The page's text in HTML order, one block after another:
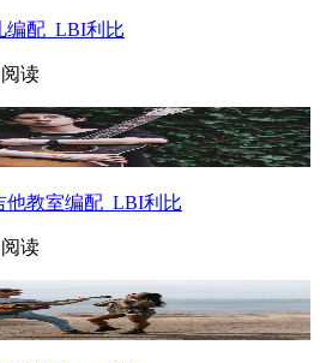
编配_LBI利比
阅读
他教室编配_LBI利比
阅读